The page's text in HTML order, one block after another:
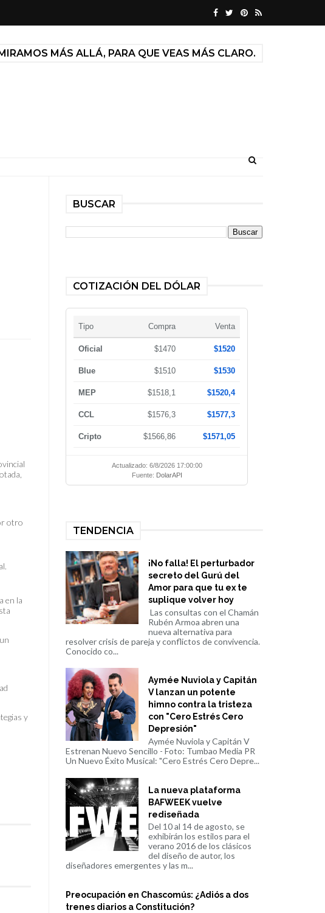
MÁS ALLÁ, PARA QUE VEAS MÁS CLARO.
otro
en la
y
BUSCAR
COTIZACIÓN DEL DÓLAR
Tipo Compra Venta
Oficial $1470 $1520
Blue $1510 $1530
MEP $1518,1 $1520,4
CCL $1576,3 $1577,3
Cripto $1566,86 $1571,05
Actualizado: 6/8/2026 17:00:00
Fuente: DolarAPI
TENDENCIA
¡No falla! El perturbador
secreto del Gurú del
Amor para que tu ex te
suplique volver hoy
Las consultas con el Chamán
Rubén Armoa abren una
nueva alternativa para
resolver crisis de pareja y conflictos de convivencia.
Conocido co...
Aymée Nuviola y Capitán
V lanzan un potente
himno contra la tristeza
con "Cero Estrés Cero
Depresión"
Aymée Nuviola y Capitán V
Estrenan Nuevo Sencillo - Foto: Tumbao Media PR
Un Nuevo Éxito Musical: "Cero Estrés Cero Depre...
La nueva plataforma
BAFWEEK vuelve
rediseñada
Del 10 al 14 de agosto, se
exhibirán los estilos para el
verano 2016 de los clásicos
del diseño de autor, los
diseñadores emergentes y las m...
Preocupación en Chascomús: ¿Adiós a dos
trenes diarios a Constitución?